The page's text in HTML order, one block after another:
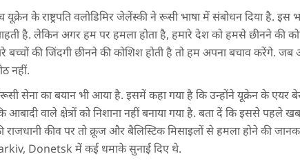
यूक्रेन के राष्ट्रपति वलोडिमिर जेलेंस्की ने रूसी भाषा में संबोधन दिया है.
है. लेकिन अगर हम पर हमला होता है, हमारे देश को हमसे छीनने की
बच्चों की जिंदगी छीनने की कोशिश होती है तो हम अपना बचाव करेंगे.
नहीं.
सेना का बयान भी आया है. इसमें कहा गया है कि उन्होंने यूक्रेन के एयर
आबादी वाले क्षेत्रों को निशाना नहीं बनाया गया है. बता दें कि इससे पहले
कीव पर तो क्रूज और बैलिस्टिक मिसाइलों से हमला होने की
Donetsk में कई धमाके सुनाई दिए थे.